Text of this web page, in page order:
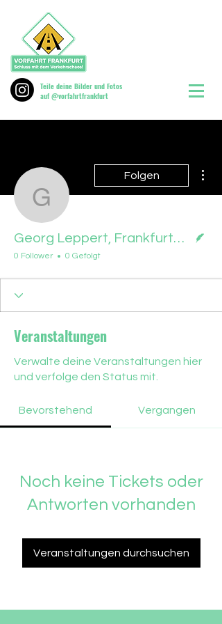
Teile deine Bilder und Fotos
auf @vorfahrtfrankfurt
Georg Leppert,
Folgen
Georg Leppert, Frankfurter Rundschau, 09.06.2026
0 Follower 0 Gefolgt
Veranstaltungen
Verwalte deine Veranstaltungen hier
und verfolge den Status mit.
Bevorstehend Vergangen
Noch keine Tickets oder
Antworten vorhanden
Veranstaltungen durchsuchen